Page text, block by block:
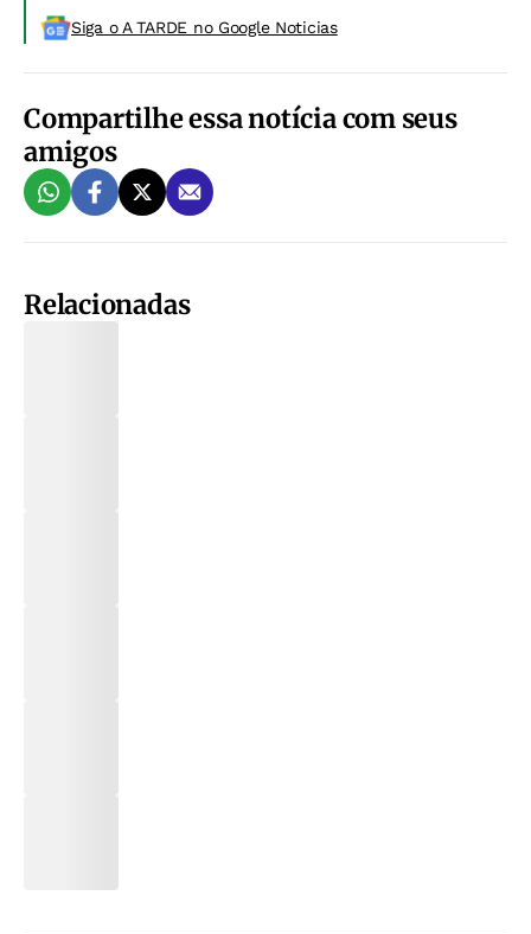
Siga o A TARDE no Google Noticias
Compartilhe essa notícia com seus
amigos
Relacionadas